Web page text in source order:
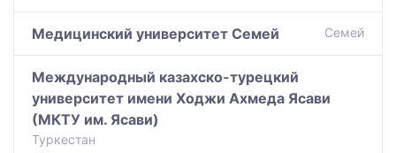
Медицинский университет Семей Семей
Международный казахско-турецкий
университет имени Ходжи Ахмеда Ясави
(МКТУ им. Ясави)
Туркестан